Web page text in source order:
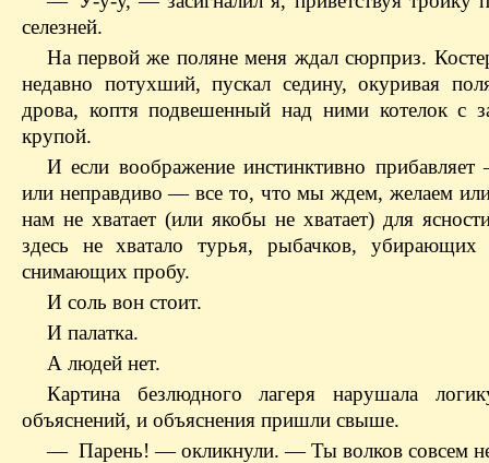
селезней.
На первой же поляне меня ждал сюрприз.
недавно потухший, пускал седину, окуривая
дрова, коптя подвешенный над ними котелок с
крупой.
И если воображение инстинктивно
или неправдиво — все то, что мы ждем, желаем
нам не хватает (или якобы не хватает) для
здесь не хватало турья, рыбачков, убирающих
снимающих пробу.
И соль вон стоит.
И палатка.
А людей нет.
Картина безлюдного лагеря нарушала
объяснений, и объяснения пришли свыше.
— Парень! — окликнули. — Ты волков совсем